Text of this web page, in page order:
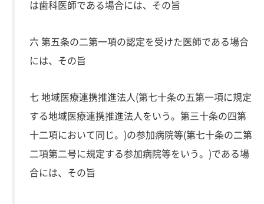
は歯科医師である場合には、その旨
六 第五条の二第一項の認定を受けた医師である場合
には、その旨
七 地域医療連携推進法人(第七十条の五第一項に規定
する地域医療連携推進法人をいう。第三十条の四第
十二項において同じ。)の参加病院等(第七十条の二第
二項第二号に規定する参加病院等をいう。)である場
合には、その旨